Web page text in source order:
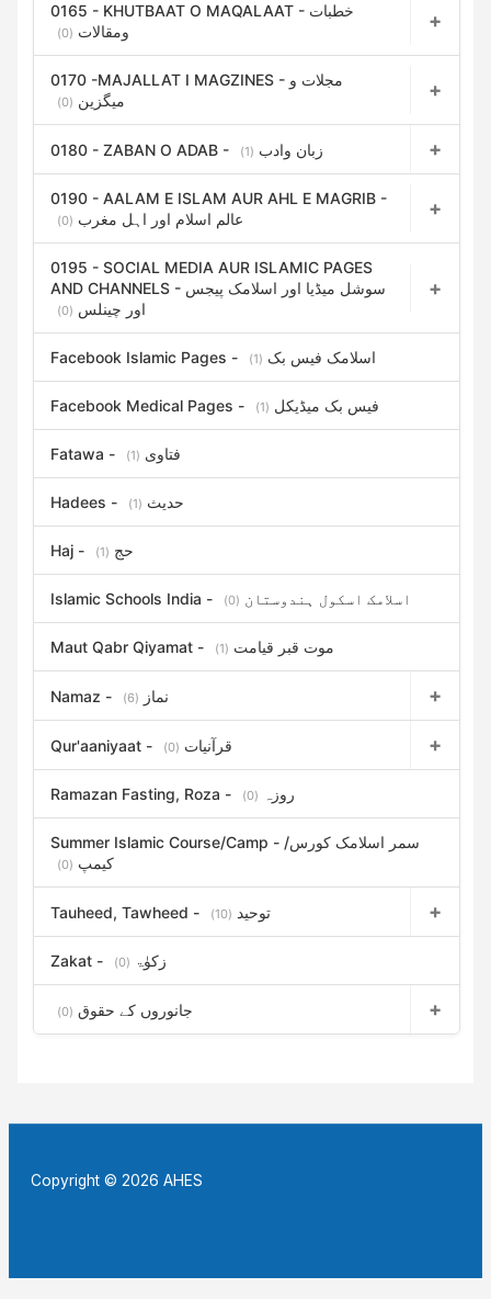
0165 - KHUTBAAT O MAQALAAT - خطبات
ومقالات (0)
0170 -MAJALLAT I MAGZINES - مجلات و
میگزین (0)
0180 - ZABAN O ADAB - زبان وادب (1)
0190 - AALAM E ISLAM AUR AHL E MAGRIB -
عالم اسلام اور اہل مغرب (0)
0195 - SOCIAL MEDIA AUR ISLAMIC PAGES
AND CHANNELS - سوشل میڈیا اور اسلامک پیجس
اور چینلس (0)
Facebook Islamic Pages - اسلامک فیس بک (1)
Facebook Medical Pages - فیس بک میڈیکل (1)
Fatawa - فتاوی (1)
Hadees - حدیث (1)
Haj - حج (1)
Islamic Schools India - اسلامک اسکول ہندوستان (0)
Maut Qabr Qiyamat - موت قبر قیامت (1)
Namaz - نماز (6)
Qur'aaniyaat - قرآنیات (0)
Ramazan Fasting, Roza - روزہ (0)
Summer Islamic Course/Camp - سمر اسلامک کورس/
کیمپ (0)
Tauheed, Tawheed - توحید (10)
Zakat - زکوٰۃ (0)
جانوروں کے حقوق (0)
Copyright © 2026 AHES